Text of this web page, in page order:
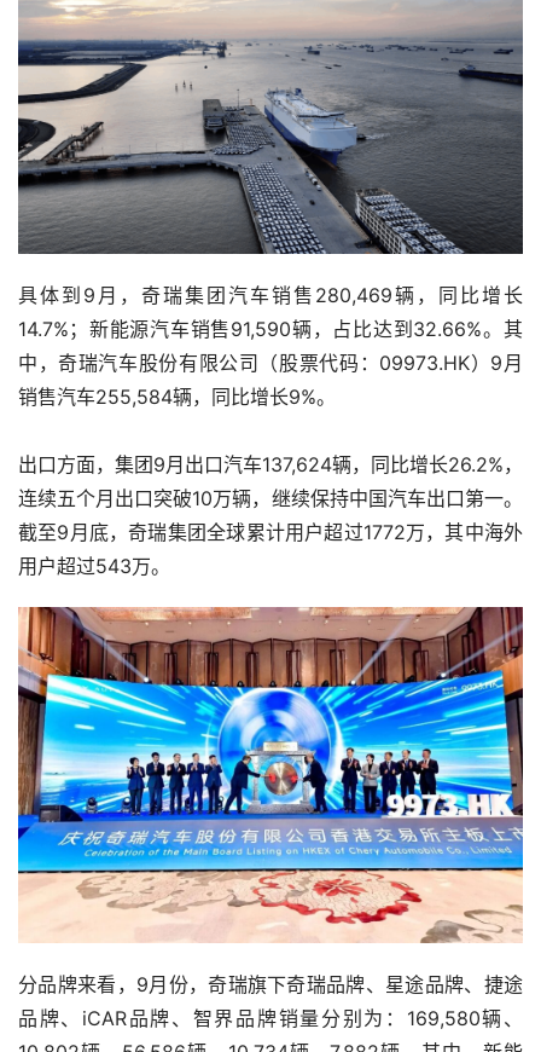
具体到9月，奇瑞集团汽车销售280,469辆，同比增长
14.7%；新能源汽车销售91,590辆，占比达到32.66%。其
中，奇瑞汽车股份有限公司（股票代码：09973.HK）9月
销售汽车255,584辆，同比增长9%。
出口方面，集团9月出口汽车137,624辆，同比增长26.2%，
连续五个月出口突破10万辆，继续保持中国汽车出口第一。
截至9月底，奇瑞集团全球累计用户超过1772万，其中海外
用户超过543万。
分品牌来看，9月份，奇瑞旗下奇瑞品牌、星途品牌、捷途
品牌、iCAR品牌、智界品牌销量分别为：169,580辆、